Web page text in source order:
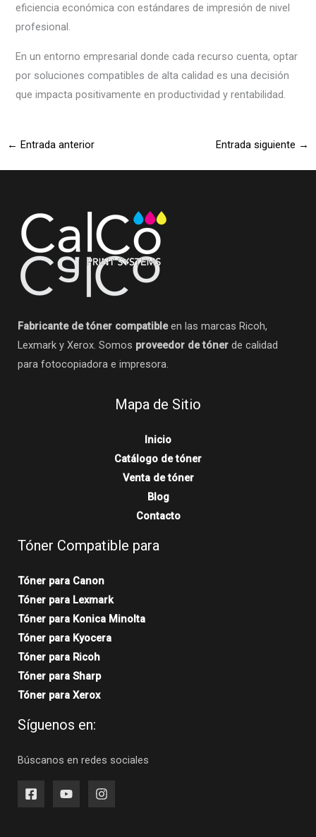
eficiencia económica con estándares de impresión de nivel
profesional.
En un entorno empresarial donde cada recurso cuenta, optar
por soluciones compatibles de alta calidad es una decisión
que impacta positivamente en productividad y rentabilidad.
← Entrada anterior Entrada siguiente →
Fabricante de tóner compatibleen las marcas Ricoh,
Lexmark y Xerox. Somos proveedor de tóner de calidad
para fotocopiadora e impresora.
Mapa de Sitio
Inicio
Catálogo de tóner
Venta de tóner
Blog
Contacto
Tóner Compatible para
Tóner para Canon
Tóner para Lexmark
Tóner para Konica Minolta
Tóner para Kyocera
Tóner para Ricoh
Tóner para Sharp
Tóner para Xerox
Síguenos en:
Búscanos en redes sociales